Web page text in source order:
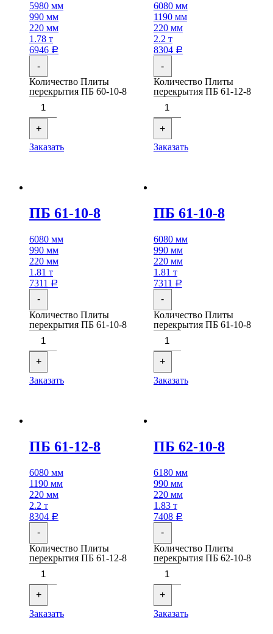
5980 мм
990 мм
220 мм
1.78 т
6946 Р
-
Количество Плиты
перекрытия ПБ 60-10-8
+
Заказать
6080 мм
1190 мм
220 мм
2.2 т
8304 Р
-
Количество Плиты
перекрытия ПБ 61-12-8
+
Заказать
ПБ 61-10-8
6080 мм
990 мм
220 мм
1.81 т
7311
Р
-
Количество Плиты
перекрытия ПБ 61-10-8
+
Заказать
ПБ 61-10-8
6080 мм
990 мм
220 мм
1.81 т
7311
Р
-
Количество Плиты
перекрытия ПБ 61-10-8
+
Заказать
ПБ 61-12-8
6080 мм
1190 мм
220 мм
2.2 т
8304 Р
-
Количество Плиты
перекрытия ПБ 61-12-8
+
Заказать
ПБ 62-10-8
6180 мм
990 мм
220 мм
1.83 т
7408 Р
-
Количество Плиты
перекрытия ПБ 62-10-8
+
Заказать